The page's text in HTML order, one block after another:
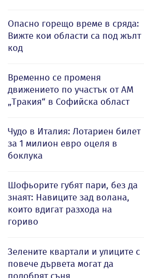
Опасно горещо време в сряда:
Вижте кои области са под жълт
код
Временно се променя
движението по участък от АМ
„Тракия“ в Софийска област
Чудо в Италия: Лотариен билет
за 1 милион евро оцеля в
боклука
Шофьорите губят пари, без да
знаят: Навиците зад волана,
които вдигат разхода на
гориво
Зелените квартали и улиците с
повече дървета могат да
подобрят съня